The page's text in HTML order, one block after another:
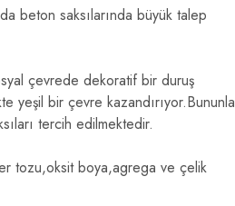
beton saksılarında büyük talep
çevrede dekoratif bir duruş
yeşil bir çevre kazandırıyor.Bununla
tercih edilmektedir.
tozu,oksit boya,agrega ve çelik